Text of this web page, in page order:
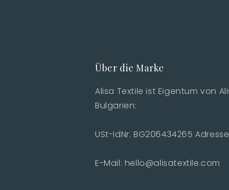
Über die Marke
Alisa Textile ist Eigentum von
Bulgarien:
USt-IdNr. BG206434265
E-Mail: hello@alisatextile.com